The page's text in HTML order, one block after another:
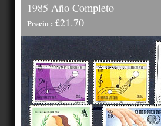
1985 Año Completo
Precio : £21.70